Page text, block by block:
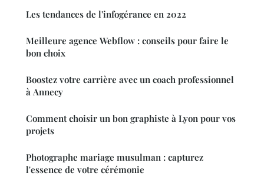
Les tendances de l'infogérance en 2022
Meilleure agence Webflow : conseils pour faire le
bon choix
Boostez votre carrière avec un coach professionnel
à Annecy
Comment choisir un bon graphiste à Lyon pour vos
projets
Photographe mariage musulman : capturez
l'essence de votre cérémonie